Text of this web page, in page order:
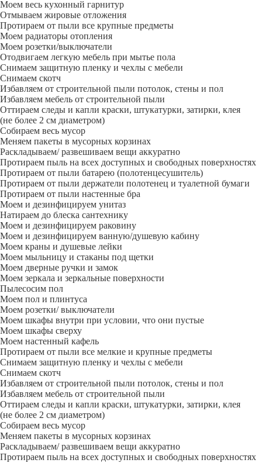
Моем весь кухонный гарнитур
Отмываем жировые отложения
Протираем от пыли все крупные предметы
Моем радиаторы отопления
Моем розетки/выключатели
Отодвигаем легкую мебель при мытье пола
Снимаем защитную пленку и чехлы с мебели
Снимаем скотч
Избавляем от строительной пыли потолок, стены и пол
Избавляем мебель от строительной пыли
Оттираем следы и капли краски, штукатурки, затирки, клея
(не более 2 см диаметром)
Собираем весь мусор
Меняем пакеты в мусорных корзинах
Раскладываем/ развешиваем вещи аккуратно
Протираем пыль на всех доступных и свободных поверхностях
Протираем от пыли батарею (полотенцесушитель)
Протираем от пыли держатели полотенец и туалетной бумаги
Протираем от пыли настенные бра
Моем и дезинфицируем унитаз
Натираем до блеска сантехнику
Моем и дезинфицируем раковину
Моем и дезинфицируем ванную/душевую кабину
Моем краны и душевые лейки
Моем мыльницу и стаканы под щетки
Моем дверные ручки и замок
Моем зеркала и зеркальные поверхности
Пылесосим пол
Моем пол и плинтуса
Моем розетки/ выключатели
Моем шкафы внутри при условии, что они пустые
Моем шкафы сверху
Моем настенный кафель
Протираем от пыли все мелкие и крупные предметы
Снимаем защитную пленку и чехлы с мебели
Снимаем скотч
Избавляем от строительной пыли потолок, стены и пол
Избавляем мебель от строительной пыли
Оттираем следы и капли краски, штукатурки, затирки, клея
(не более 2 см диаметром)
Собираем весь мусор
Меняем пакеты в мусорных корзинах
Раскладываем/ развешиваем вещи аккуратно
Протираем пыль на всех доступных и свободных поверхностях